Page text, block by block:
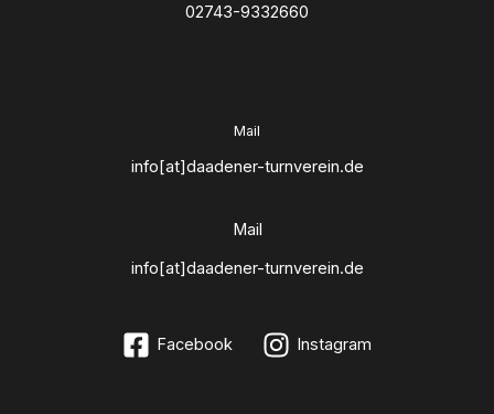
02743-9332660
Mail
info[at]daadener-turnverein.de
Mail
info[at]daadener-turnverein.de
Facebook Instagram